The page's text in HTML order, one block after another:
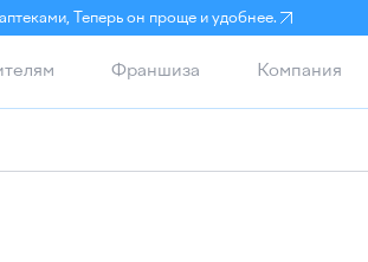
Теперь он проще и удобнее.
Франшиза Компания